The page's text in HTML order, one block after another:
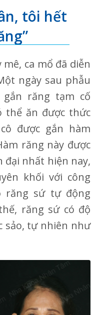
tôi hết
ca mổ đã diễn
ngày sau phẫu
răng tạm cố
thể ăn được thức
được gắn hàm
răng này được
đại nhất hiện nay,
khối với công
răng sứ tự động
răng sứ có độ
sảo, tự nhiên như